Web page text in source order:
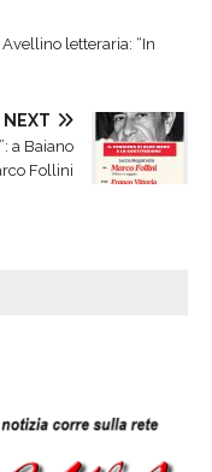
letteraria: “In
NEXT
a Baiano
Follini